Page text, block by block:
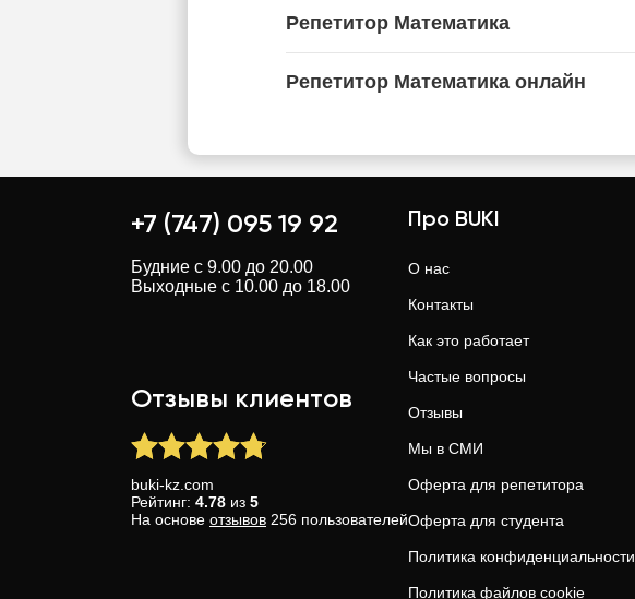
Репетитор Математика
Репетитор Математика онлайн
+7 (747) 095 19 92
Будние с 9.00 до 20.00
Выходные с 10.00 до 18.00
Отзывы клиентов
buki-kz.com
Рейтинг: 4.78 из 5
На основе отзывов 256 пользователей
Про BUKI
О нас
Контакты
Как это работает
Частые вопросы
Отзывы
Мы в СМИ
Оферта для репетитора
Оферта для студента
Политика конфиденциальности
Политика файлов cookie